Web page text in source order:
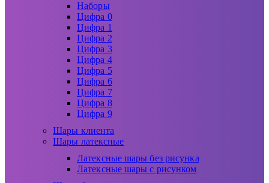
Наборы
Цифра 0
Цифра 1
Цифра 2
Цифра 3
Цифра 4
Цифра 5
Цифра 6
Цифра 7
Цифра 8
Цифра 9
Шары клиента
Шары латексные
Латексные шары без рисунка
Латексные шары с рисунком